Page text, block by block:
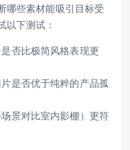
哪些素材能吸引目标受
以下测试：
否比极简风格表现更
是否优于纯粹的产品孤
景对比室内影棚）更符